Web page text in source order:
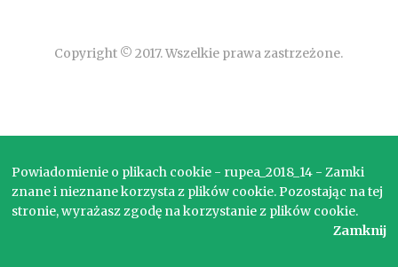
Copyright © 2017. Wszelkie prawa zastrzeżone.
Powiadomienie o plikach cookie - rupea_2018_14 - Zamki
znane i nieznane korzysta z plików cookie. Pozostając na tej
stronie, wyrażasz zgodę na korzystanie z plików cookie.
Zamknij